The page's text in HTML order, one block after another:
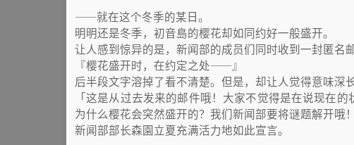
——就在这个冬季的某日。
明明还是冬季，初音島的樱花却如同约好一般盛开。
让人感到惊异的是，新闻部的成员们同时收到一封匿名
『樱花盛开时，在约定之处——』
后半段文字溶掉了看不清楚。但是，却让人觉得意味深
「这是从过去发来的邮件哦！大家不觉得是在说现在
为什么樱花会突然盛开的？我们新闻部要将谜题解开哦！
新闻部部长森園立夏充满活力地如此宣言。